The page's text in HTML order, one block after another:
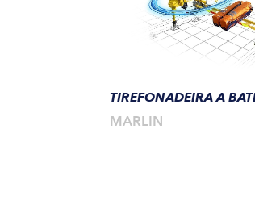
TIREFONADEIRA A
MARLIN